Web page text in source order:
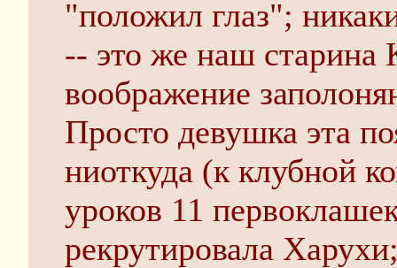
"положил глаз";
-- это же наш старина
воображение
Просто девушка эта
ниоткуда (к клубной
уроков 11
рекрутировала